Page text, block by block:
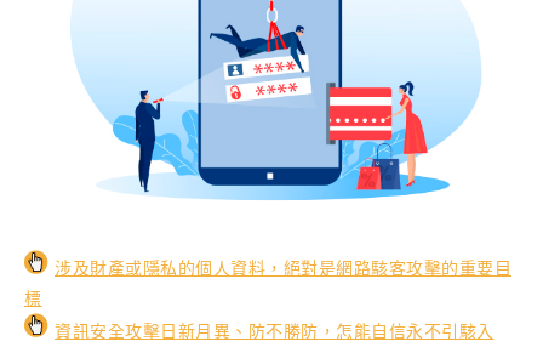
涉及財產或隱私的個人資料，絕對是網路駭客攻擊的重要目
標
資訊安全攻擊日新月異、防不勝防，怎能自信永不引駭入